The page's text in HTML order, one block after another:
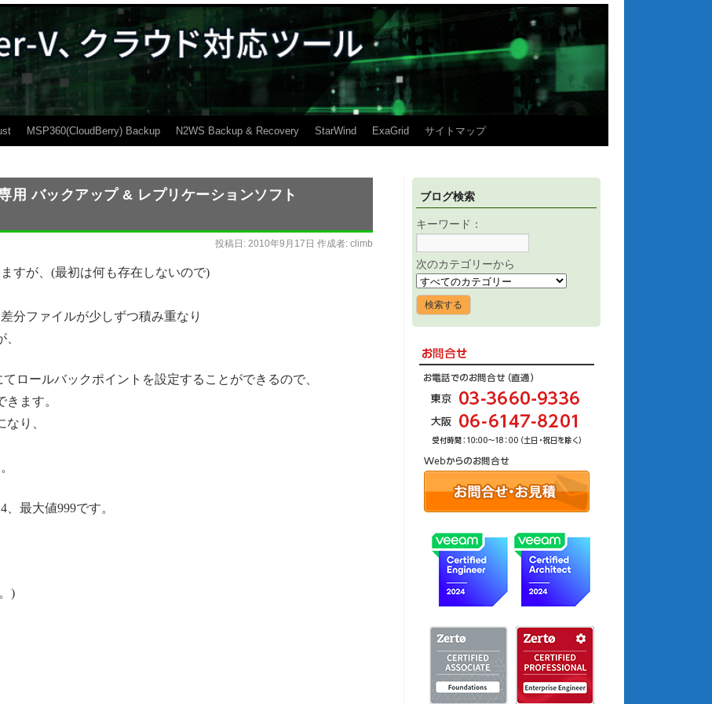
MSP360(CloudBerry) Backup N2WS Backup & Recovery StarWind ExaGrid サイトマップ
バックアップ & レプリケーションソフト
投稿日: 2010年9月17日 作成者: climb
すが、(最初は何も存在しないので)
分ファイルが少しずつ積み重なり
ロールバックポイントを設定することができるので、
ます。
り、
最大値999です。
)
ブログ検索
キーワード：
次のカテゴリーから